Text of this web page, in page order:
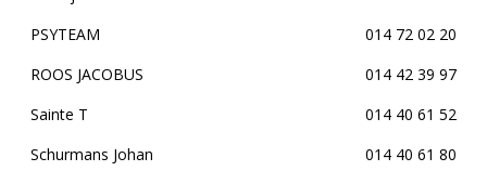
PSYTEAM
014 72 02 20
ROOS JACOBUS
014 42 39 97
Sainte T
014 40 61 52
Schurmans Johan
014 40 61 80